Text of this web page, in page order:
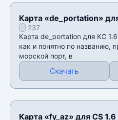
Карта «de_portation»
237
Карта de_portation для КС
как и понятно по названию,
морской порт, в
Скачать
Карта «fy_az» для CS 1.6